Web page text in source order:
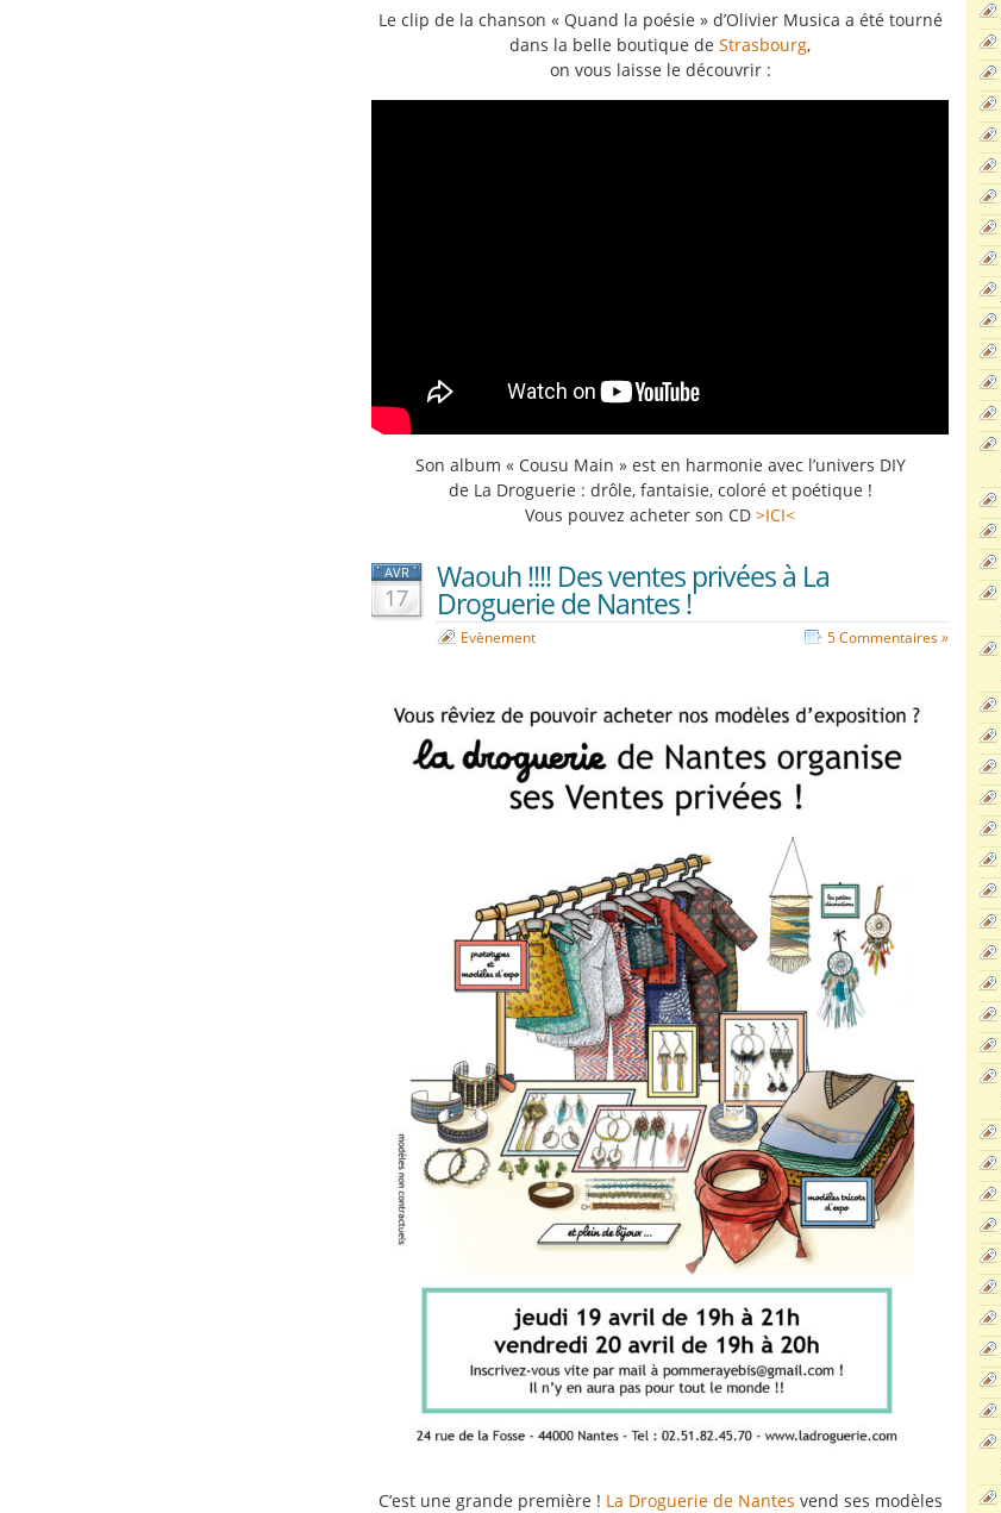
Le clip de la chanson « Quand la poésie » d’Olivier Musica a été tourné
dans la belle boutique de Strasbourg,
on vous laisse le découvrir :
Son album « Cousu Main » est en harmonie avec l’univers DIY
de La Droguerie : drôle, fantaisie, coloré et poétique !
Vous pouvez acheter son CD >ICI<
AVR
17
Waouh !!!! Des ventes privées à La
Droguerie de Nantes !
Evènement 5 Commentaires »
C’est une grande première ! La Droguerie de Nantes vend ses modèles